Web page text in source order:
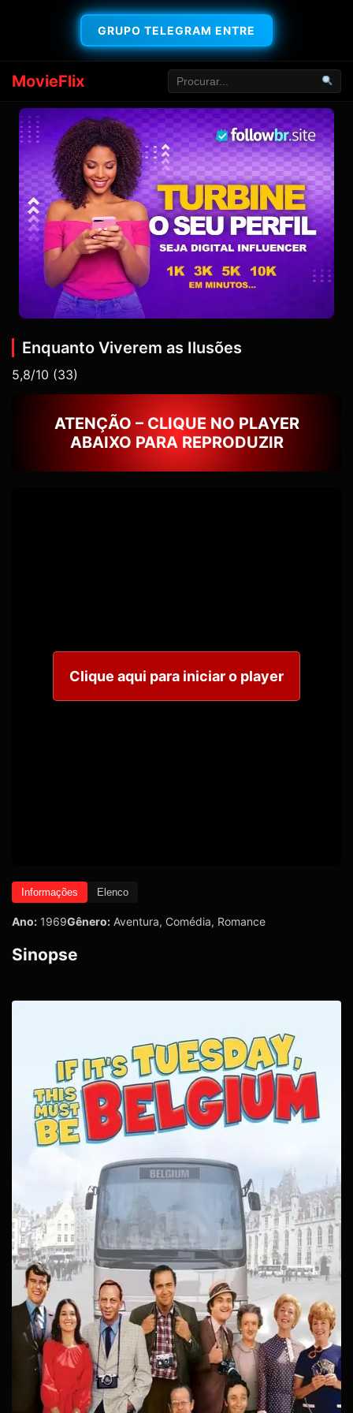
GRUPO TELEGRAM ENTRE
MovieFlix
Enquanto Viverem as Ilusões
5,8/10 (33)
ATENÇÃO – CLIQUE NO PLAYER
ABAIXO PARA REPRODUZIR
Clique aqui para iniciar o player
Informações Elenco
Ano: 1969Gênero: Aventura, Comédia, Romance
Sinopse